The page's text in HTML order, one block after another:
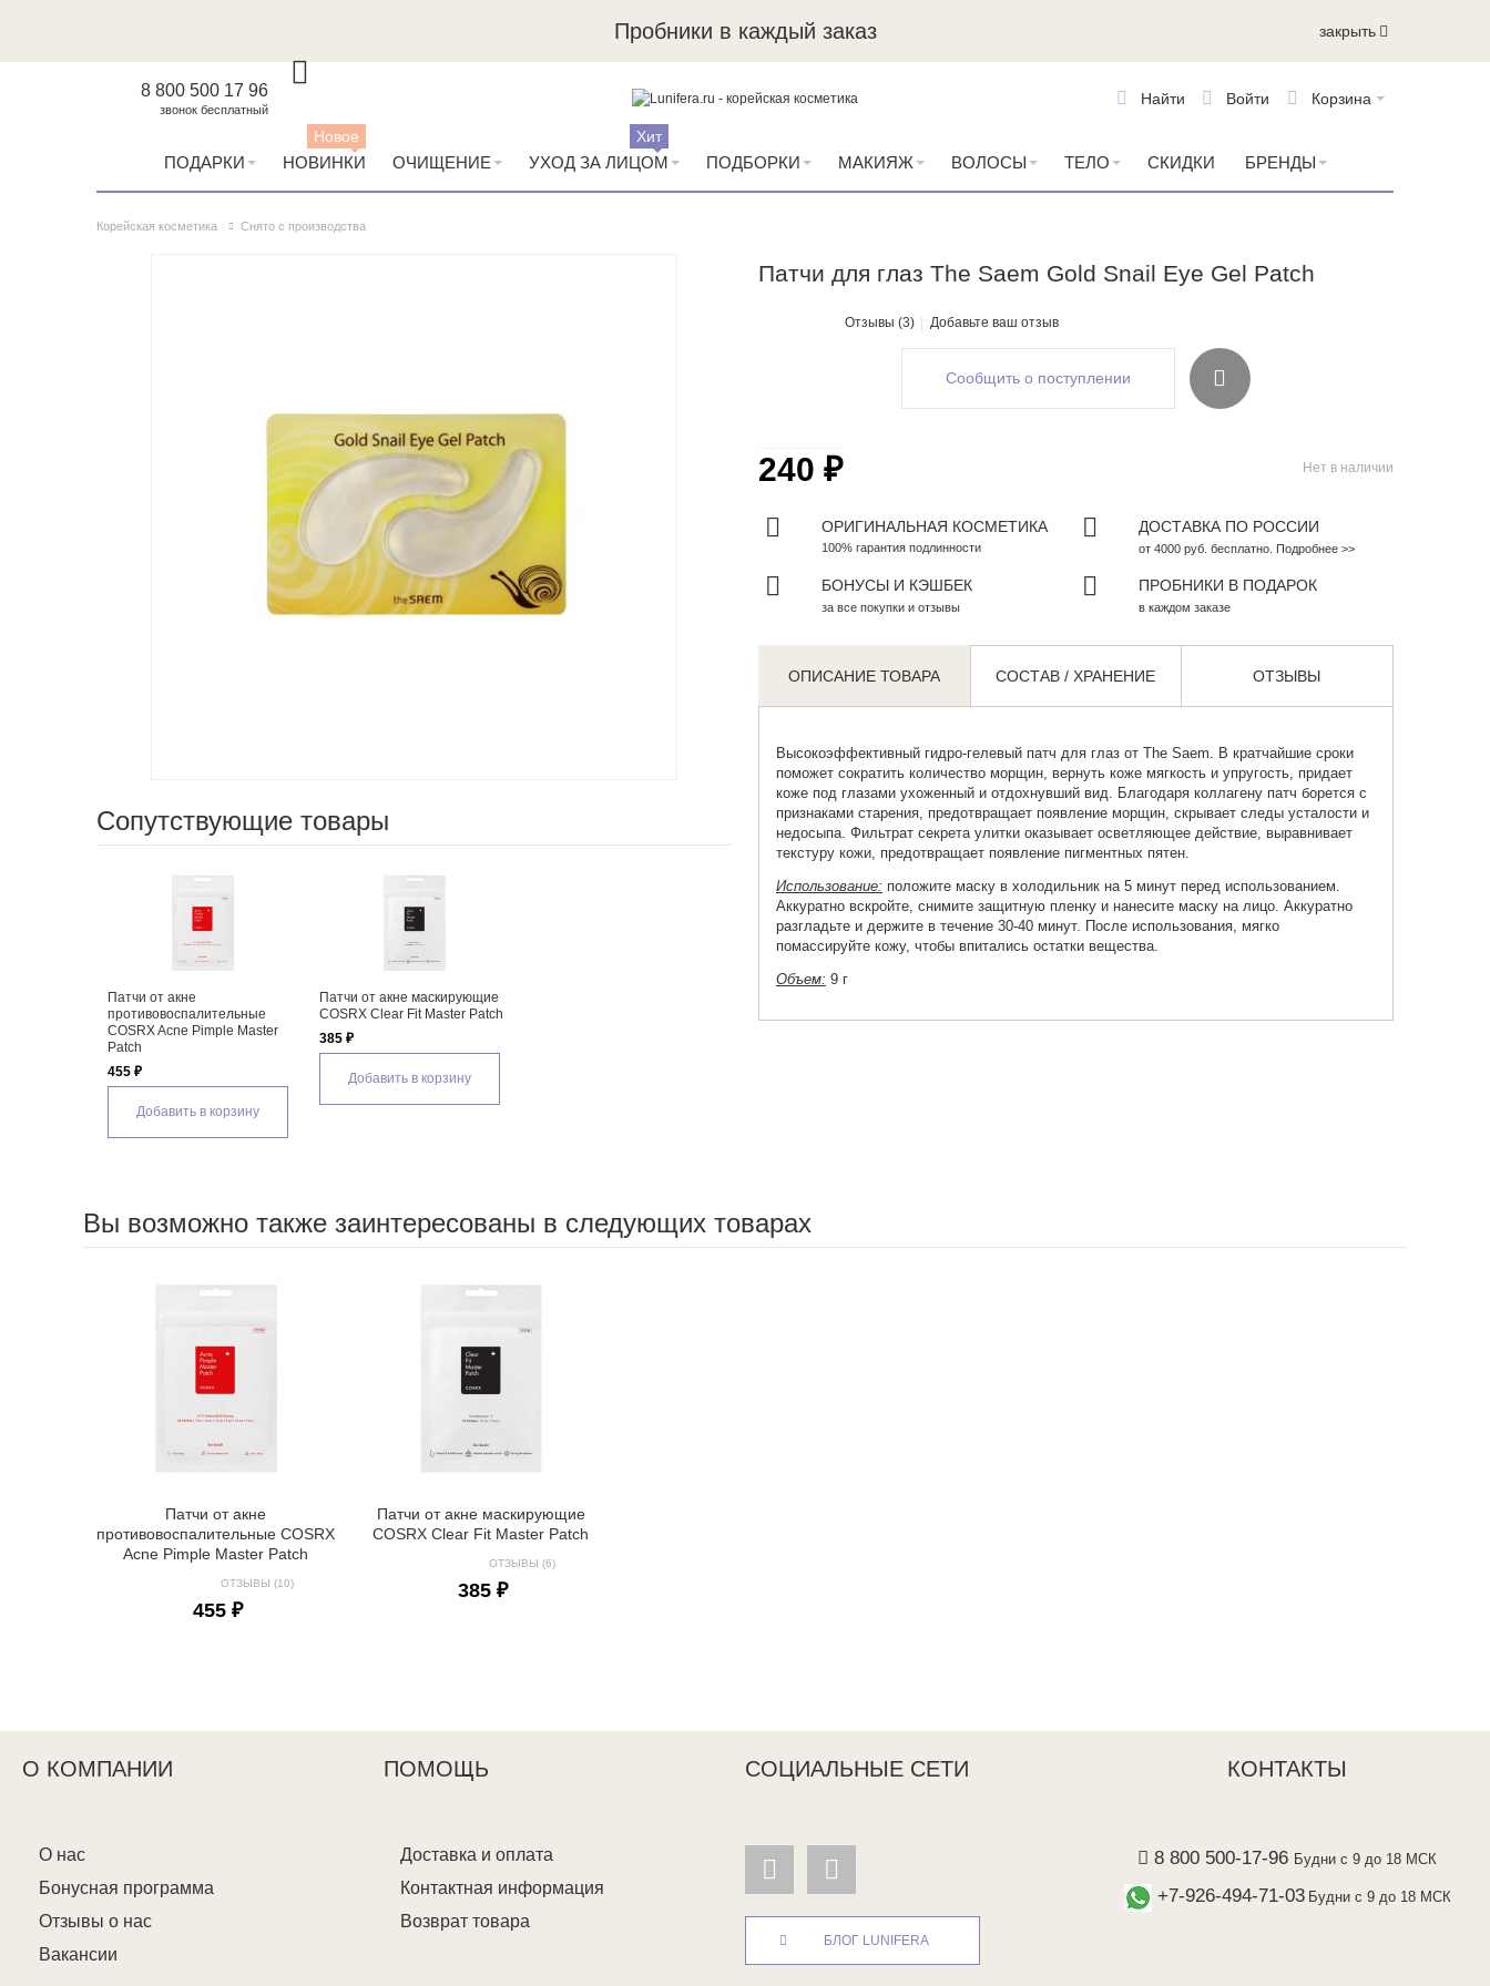
Пробники в каждый заказ закрыть
8 800 500 17 96
звонок бесплатный
Корзина
Войти
Найти
ПОДАРКИ НОВИНКИ
Новое
ОЧИЩЕНИЕ УХОД ЗА ЛИЦОМ
Хит
ПОДБОРКИ МАКИЯЖ ВОЛОСЫ ТЕЛО СКИДКИ БРЕНДЫ
Корейская косметика Снято с производства
Патчи для глаз The Saem Gold Snail Eye Gel Patch
Отзывы (3) Добавьте ваш отзыв
Сопутствующие товары
Патчи от акне
противовоспалительные
COSRX Acne Pimple Master
Patch
455 ₽
Добавить в корзину
Патчи от акне маскирующие
COSRX Clear Fit Master Patch
385 ₽
Добавить в корзину
Сообщить о поступлении
Нет в наличии
240 ₽
ОРИГИНАЛЬНАЯ КОСМЕТИКА
100% гарантия подлинности
ДОСТАВКА ПО РОССИИ
от 4000 руб. бесплатно. Подробнее >>
БОНУСЫ И КЭШБЕК
за все покупки и отзывы
ПРОБНИКИ В ПОДАРОК
в каждом заказе
ОПИСАНИЕ ТОВАРА СОСТАВ / ХРАНЕНИЕ ОТЗЫВЫ
Высокоэффективный гидро-гелевый патч для глаз от The Saem. В кратчайшие сроки
поможет сократить количество морщин, вернуть коже мягкость и упругость, придает
коже под глазами ухоженный и отдохнувший вид. Благодаря коллагену патч борется с
признаками старения, предотвращает появление морщин, скрывает следы усталости и
недосыпа. Фильтрат секрета улитки оказывает осветляющее действие, выравнивает
текстуру кожи, предотвращает появление пигментных пятен.
Использование: положите маску в холодильник на 5 минут перед использованием.
Аккуратно вскройте, снимите защитную пленку и нанесите маску на лицо. Аккуратно
разгладьте и держите в течение 30-40 минут. После использования, мягко
помассируйте кожу, чтобы впитались остатки вещества.
Объем: 9 г
Вы возможно также заинтересованы в следующих товарах
Патчи от акне
противовоспалительные COSRX
Acne Pimple Master Patch
ОТЗЫВЫ (10)
455 ₽
Патчи от акне маскирующие
COSRX Clear Fit Master Patch
ОТЗЫВЫ (6)
385 ₽
О КОМПАНИИ ПОМОЩЬ СОЦИАЛЬНЫЕ СЕТИ КОНТАКТЫ
О нас
Бонусная программа
Отзывы о нас
Вакансии
Доставка и оплата
Контактная информация
Возврат товара
БЛОГ LUNIFERA
8 800 500-17-96 Будни с 9 до 18 МСК
+7-926-494-71-03 Будни с 9 до 18 МСК